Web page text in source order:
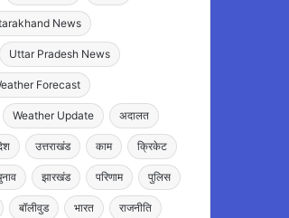
News
Uttar Pradesh News
Forecast
Weather Update अदालत
उत्तराखंड काम क्रिकेट
झारखंड परिणाम पुलिस
बॉलीवुड भारत राजनीति